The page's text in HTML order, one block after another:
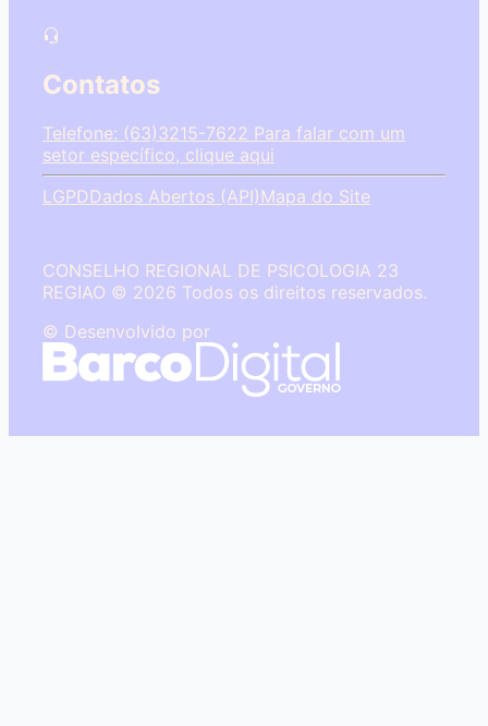
Contatos
Telefone: (63)3215-7622 Para falar com um
setor específico, clique aqui
LGPDDados Abertos (API)Mapa do Site
CONSELHO REGIONAL DE PSICOLOGIA 23
REGIAO © 2026 Todos os direitos reservados.
© Desenvolvido por